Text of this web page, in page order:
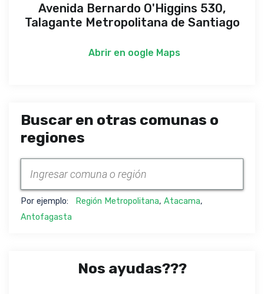
Avenida Bernardo O'Higgins 530,
Talagante Metropolitana de Santiago
Abrir en oogle Maps
Buscar en otras comunas o
regiones
Por ejemplo: Región Metropolitana, Atacama,
Antofagasta
Nos ayudas???